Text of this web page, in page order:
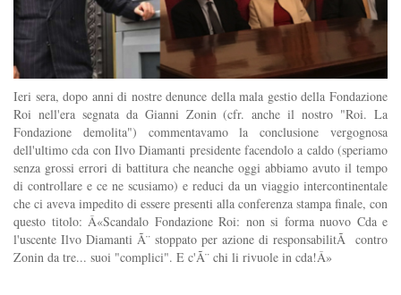
Ieri sera, dopo anni di nostre denunce della mala gestio della Fondazione
Roi nell'era segnata da Gianni Zonin (cfr. anche il nostro "Roi. La
Fondazione demolita") commentavamo la conclusione vergognosa
dell'ultimo cda con Ilvo Diamanti presidente facendolo a caldo (speriamo
senza grossi errori di battitura che neanche oggi abbiamo avuto il tempo
di controllare e ce ne scusiamo) e reduci da un viaggio intercontinentale
che ci aveva impedito di essere presenti alla conferenza stampa finale, con
questo titolo: Â«Scandalo Fondazione Roi: non si forma nuovo Cda e
l'uscente Ilvo Diamanti Ã¨ stoppato per azione di responsabilitÃ contro
Zonin da tre... suoi "complici". E c'Ã¨ chi li rivuole in cda!Â»